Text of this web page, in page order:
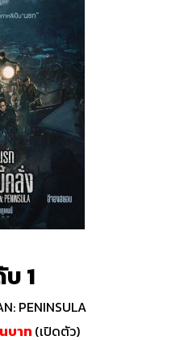
1
PENINSULA
บาท (เปิดตัว)